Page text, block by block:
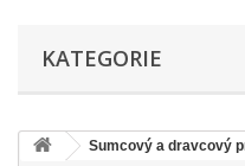
KATEGORIE
Sumcový a dravcový